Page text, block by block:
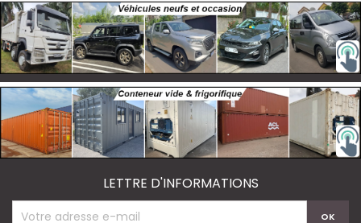
LETTRE D'INFORMATIONS